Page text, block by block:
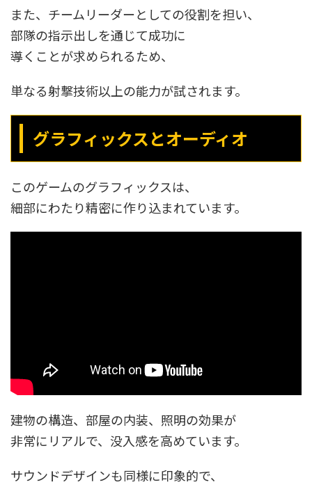
また、チームリーダーとしての役割を担い、
部隊の指示出しを通じて成功に
導くことが求められるため、
単なる射撃技術以上の能力が試されます。
グラフィックスとオーディオ
このゲームのグラフィックスは、
細部にわたり精密に作り込まれています。
建物の構造、部屋の内装、照明の効果が
非常にリアルで、没入感を高めています。
サウンドデザインも同様に印象的で、